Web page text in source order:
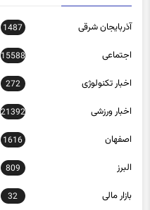
آذربایجان شرقی 1487
اجتماعی 15588
اخبار تکنولوژی 272
اخبار ورزشی 21392
اصفهان 1616
البرز 809
بازار مالی 32